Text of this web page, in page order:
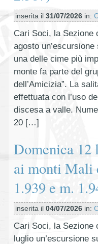
inserita il 31/07/2026 in:
Cari Soci, la Sezione
agosto
una delle cime più
monte fa parte del
dell’Amicizia”. La
effettuata con l’uso
discesa a valle.
20 […]
Domenica 12
ai monti Mali
1.939 e m.
inserita il 04/07/2026 in:
Cari Soci, la Sezione
luglio un’escursione